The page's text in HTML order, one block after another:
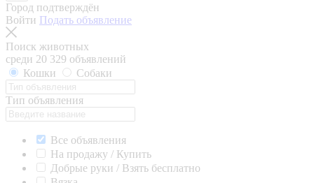
Город подтверждён
Войти Подать объявление
Поиск животных
среди 20 329 объявлений
Кошки
Собаки
Тип объявления
Все объявления
На продажу / Купить
Добрые руки / Взять бесплатно